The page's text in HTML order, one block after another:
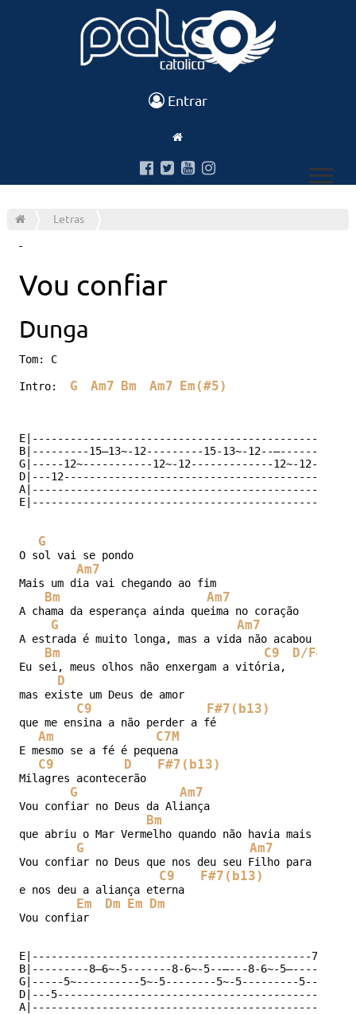
Entrar
Letras
-
Vou confiar
Dunga
Tom: C
Intro: G Am7 Bm Am7 Em(#5)
B|---------15—13~-12---------15-13~-12--—------15-
G|-----12~-----------12~-12-------------12~-
D|---
G
O sol vai se pondo
Am7
Mais um dia vai chegando ao fim
Bm Am7
A chama da esperança ainda queima no coração
G Am7
A estrada é muito longa, mas a vida não acabou
Bm C9 D/F#
Eu sei, meus olhos não enxergam a vitória,
D
mas existe um Deus de amor
C9 F#7(b13)
que me ensina a não perder a fé
Am C7M
E mesmo se a fé é pequena
C9 D F#7(b13)
Milagres acontecerão
G Am7
Vou confiar no Deus da Aliança
Bm
que abriu o Mar Vermelho quando não havia mais saída
G Am7
Vou confiar no Deus que nos deu seu Filho para nos
C9 F#7(b13)
e nos deu a aliança eterna
Em Dm Em Dm
Vou confiar
E|--------------------------------------------7-8-7-
B|---------8—6~-5-------8-6~-5--—---8-6~-
G|-----5~----------5~-5--------5~-5---------
D|---